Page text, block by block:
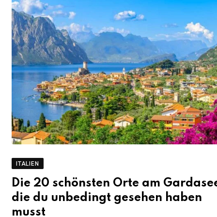
ITALIEN
Die 20 schönsten Orte am
die du unbedingt gesehen haben
musst